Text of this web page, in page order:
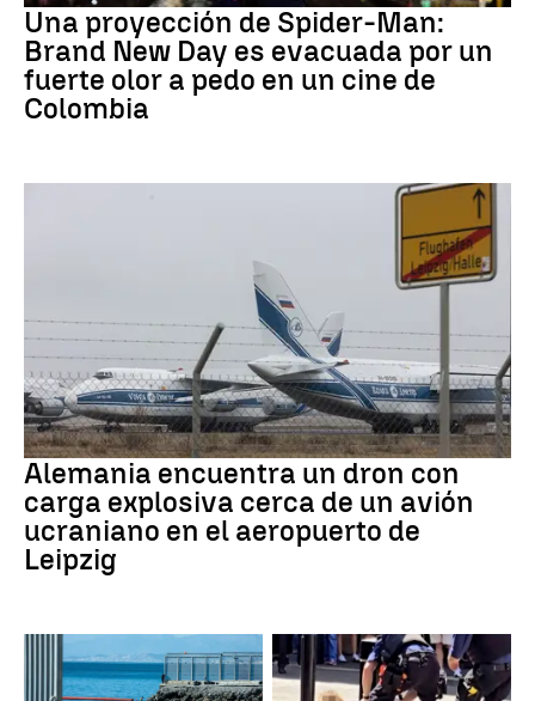
Una proyección de Spider-Man:
Brand New Day es evacuada por un
fuerte olor a pedo en un cine de
Colombia
Dron Ucrania
Alemania encuentra un dron con
carga explosiva cerca de un avión
ucraniano en el aeropuerto de
Leipzig